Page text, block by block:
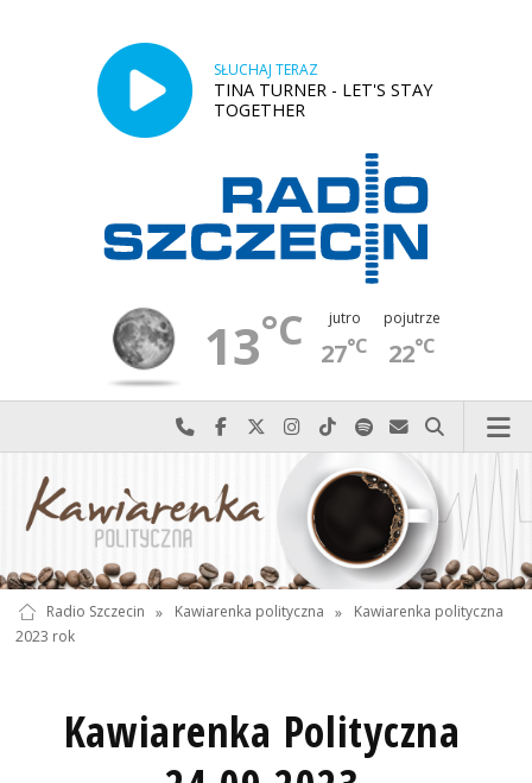
SŁUCHAJ TERAZ
TINA TURNER - LET'S STAY
TOGETHER
13°C jutro
27°C
pojutrze
22°C
Najlepiej po prostu do nas zadzwoń
Odwiedź nas na Facebook-u
Odwiedź nas na X
Odwiedź nas na Instagram-ie
Odwiedź nas na TikTok-u
Szukaj nas na Spotify
Wyślij do nas
Szukaj
Radio Szczecin » Kawiarenka polityczna »
Kawiarenka polityczna
2023 rok
Kawiarenka Polityczna